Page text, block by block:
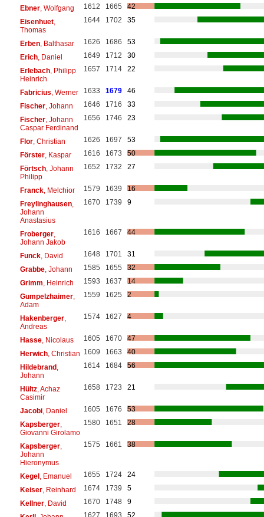
Ebner, Wolfgang 1612 1665
42
Eisenhuet,
Thomas
1644 1702 35
Erben, Balthasar 1626 1686
53
Erich, Daniel 1649 1712
30
Erlebach, Philipp
Heinrich
1657 1714 22
Fabricius , Werner 1633 1679
46
Fischer, Johann 1646 1716
33
Fischer, Johann
Caspar Ferdinand
1656 1746 23
Flor, Christian 1626 1697
53
Förster, Kaspar 1616 1673
50
Förtsch, Johann
Philipp
1652 1732 27
Franck, Melchior 1579 1639
16
Freylinghausen,
Johann
Anastasius
1670 1739 9
Froberger,
Johann Jakob
1616 1667 44
Funck, David 1648 1701
31
Grabbe, Johann 1585 1655
32
Grimm , Heinrich 1593 1637
14
Gumpelzhaimer,
Adam
1559 1625 2
Hakenberger,
Andreas
1574 1627 4
Hasse, Nicolaus 1605 1670
47
Herwich, Christian 1609 1663
40
Hildebrand,
Johann
1614 1684 56
Hültz, Achaz
Casimir
1658 1723 21
Jacobi, Daniel 1605 1676
53
Kapsberger,
Giovanni Girolamo
1580 1651 28
Kapsberger,
Johann
Hieronymus
1575 1661 38
Kegel, Emanuel 1655 1724
24
Keiser, Reinhard 1674 1739
5
Kellner, David 1670 1748
9
1627 1693 52